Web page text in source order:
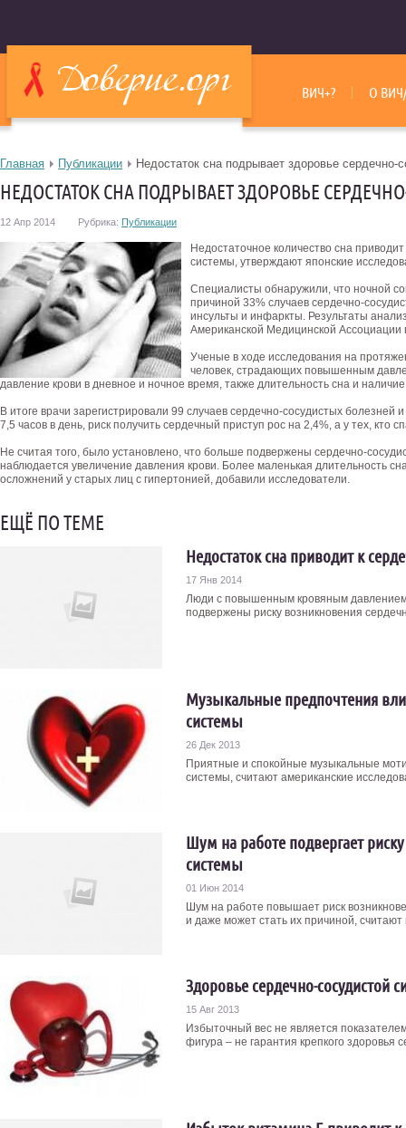
ВИЧ+? О
Главная Публикации Недостаток сна подрывает здоровье сердечно-
НЕДОСТАТОК СНА ПОДРЫВАЕТ ЗДОРОВЬЕ
12 Апр 2014 Рубрика: Публикации
Недостаточное количество сна
системы, утверждают японские
Специалисты обнаружили, что ночной
причиной 33% случаев сердечно-
инсульты и инфаркты. Результаты
Американской Медицинской
Ученые в ходе исследования на
человек, страдающих повышенным
давление крови в дневное и ночное время, также длительность сна и
В итоге врачи зарегистрировали 99 случаев сердечно-сосудистых
7,5 часов в день, риск получить сердечный приступ рос на 2,4%, а у тех, кто
Не считая того, было установлено, что больше подвержены сердечно-
наблюдается увеличение давления крови. Более маленькая длительность
осложнений у старых лиц с гипертонией, добавили исследователи.
ЕЩЁ ПО ТЕМЕ
Недостаток сна приводит к
17 Янв 2014
Люди c повышенным кровяным
подвержены риску возникновения
Музыкальные предпочтения
системы
26 Дек 2013
Приятные и спокойные музыкальные
системы, считают американские
Шум на работе подвергает
системы
01 Июн 2014
Шум на работе повышает риск
и даже может стать их причиной, считают
Здоровье сердечно-сосудистой
15 Авг 2013
Избыточный вес не является
фигура – не гарантия крепкого здоровья